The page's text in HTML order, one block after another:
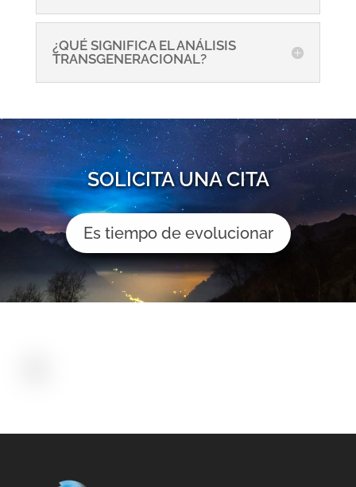
¿QUÉ SIGNIFICA EL ANÁLISIS
TRANSGENERACIONAL?
SOLICITA UNA CITA
Es tiempo de evolucionar